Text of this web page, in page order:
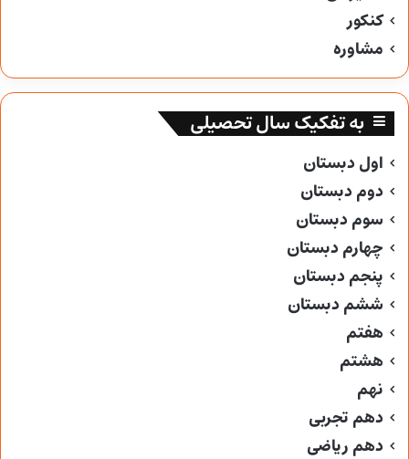
کنکور
مشاوره
به تفکیک سال تحصیلی
اول دبستان
دوم دبستان
سوم دبستان
چهارم دبستان
پنجم دبستان
ششم دبستان
هفتم
هشتم
نهم
دهم تجربی
دهم ریاضی